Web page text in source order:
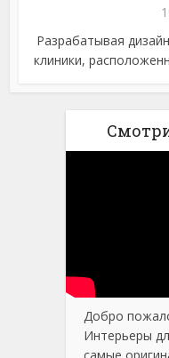
Разрабатывая
клиники,
Добро
Интерьеры